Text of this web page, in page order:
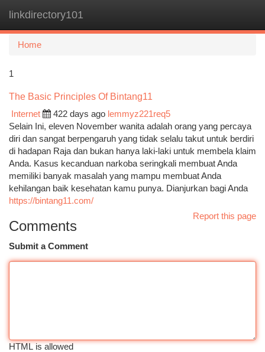
linkdirectory101
Home
1
The Basic Principles Of Bintang11
Internet
422 days ago lemmyz221req5
Selain Ini, eleven November wanita adalah orang yang percaya
diri dan sangat berpengaruh yang tidak selalu takut untuk berdiri
di hadapan Raja dan bukan hanya laki-laki untuk membela klaim
Anda. Kasus kecanduan narkoba seringkali membuat Anda
memiliki banyak masalah yang mampu membuat Anda
kehilangan baik kesehatan kamu punya. Dianjurkan bagi Anda
https://bintang11.com/
Report this page
Comments
Submit a Comment
HTML is allowed